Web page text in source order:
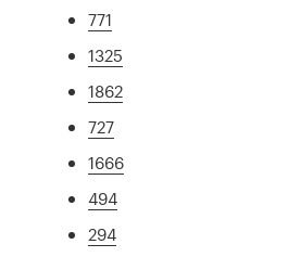
771
1325
1862
727
1666
494
294